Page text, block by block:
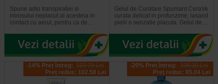
Spune adio transpiratiei si
mirosului neplacut al acesteia in
contact cu aerul, pentru ca de…
Gelul de Curatare Spumant CeraVe
curata delicat in profunzime, lasand
pielii o senzatie placuta. Gelul de…
-14% Preț întreg: 119.70 Lei
Preț redus: 102.58 Lei
-20% Preț întreg: 106.30 Lei
Preț redus: 85.04 Lei